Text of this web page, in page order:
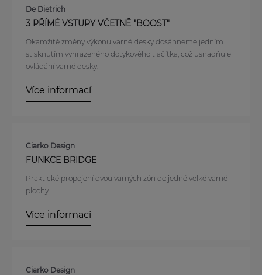
De Dietrich
3 PŘÍMÉ VSTUPY VČETNĚ "BOOST"
Okamžité změny výkonu varné desky dosáhneme jedním
stisknutím vyhrazeného dotykového tlačítka, což usnadňuje
ovládání varné desky.
Více informací
Ciarko Design
FUNKCE BRIDGE
Praktické propojení dvou varných zón do jedné velké varné
plochy
Více informací
Ciarko Design